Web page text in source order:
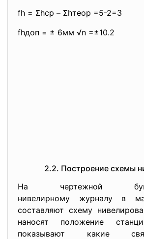
fh = Σhср – Σhтеор =5-2=3
fhдоп = ± 6мм √n =±10.2
2.2. Построение схемы
На чертежной
нивелирному журналу в
составляют схему
наносят положение
показывают какие